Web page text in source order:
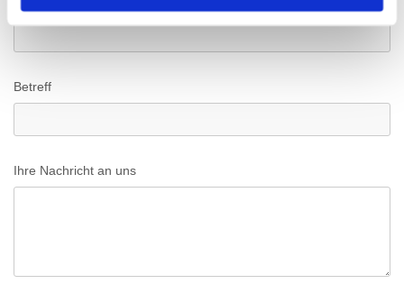
Betreff
Ihre Nachricht an uns